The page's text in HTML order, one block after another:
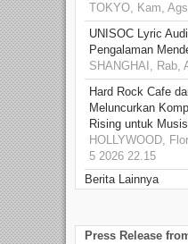
TOKYO, Kam,
UNISOC Lyric
Pengalaman
SHANGHAI, Rab,
Hard Rock Cafe
Meluncurkan
Rising untuk
HOLLYWOOD,
5 2026 22.15
Berita Lainnya
Press Release